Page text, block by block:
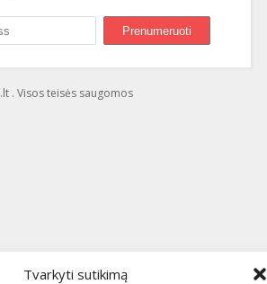
Tvarkyti sutikimą
. Visos teisės saugomos